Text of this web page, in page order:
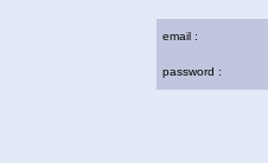
email :
password :